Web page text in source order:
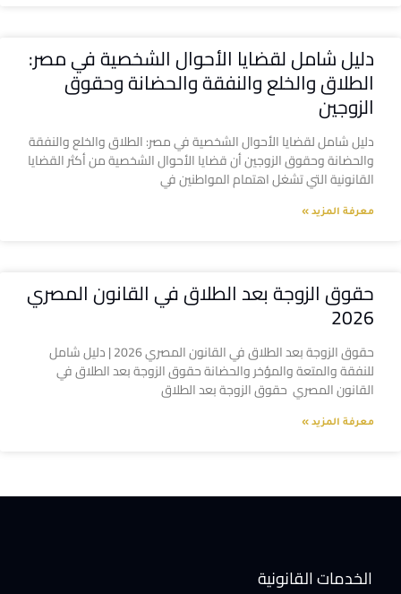
دليل شامل لقضايا الأحوال الشخصية في مصر:
الطلاق والخلع والنفقة والحضانة وحقوق
الزوجين
دليل شامل لقضايا الأحوال الشخصية في مصر: الطلاق والخلع والنفقة
والحضانة وحقوق الزوجين أن قضايا الأحوال الشخصية من أكثر القضايا
القانونية التي تشغل اهتمام المواطنين في
معرفة المزيد »
حقوق الزوجة بعد الطلاق في القانون المصري
2026
حقوق الزوجة بعد الطلاق في القانون المصري 2026 | دليل شامل
للنفقة والمتعة والمؤخر والحضانة حقوق الزوجة بعد الطلاق في
القانون المصري حقوق الزوجة بعد الطلاق
معرفة المزيد »
الخدمات القانونية